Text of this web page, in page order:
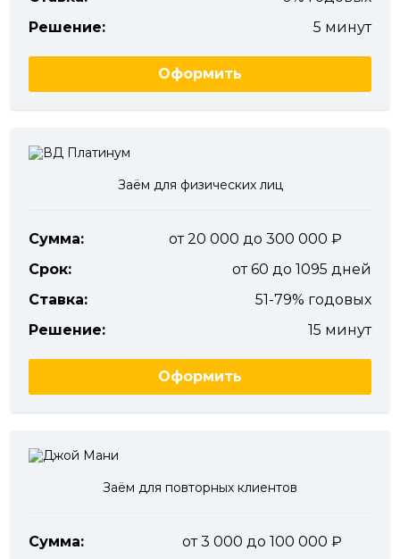
Решение:
5 минут
Оформить
Заём для физических лиц
Сумма:
от 20 000 до 300 000
Срок:
от 60 до 1095 дней
Ставка:
51-79% годовых
Решение:
15 минут
Оформить
Заём для повторных клиентов
Сумма:
от 3 000 до 100 000